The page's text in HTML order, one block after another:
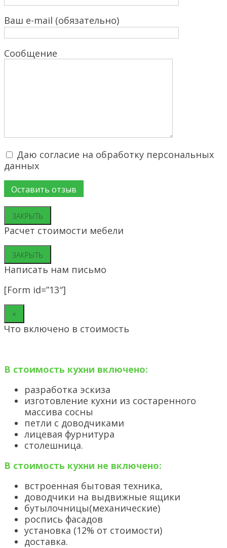
Ваш e-mail (обязательно)
Сообщение
Даю согласие на обработку персональных
данных
ЗАКРЫТЬ
Расчет стоимости мебели
ЗАКРЫТЬ
Написать нам письмо
[Form id=”13″]
×
Что включено в стоимость
В стоимость кухни включено:
разработка эскиза
изготовление кухни из состаренного
массива сосны
петли с доводчиками
лицевая фурнитура
столешница.
В стоимость кухни не включено:
встроенная бытовая техника,
доводчики на выдвижные ящики
бутылочницы(механические)
роспись фасадов
установка (12% от стоимости)
доставка.